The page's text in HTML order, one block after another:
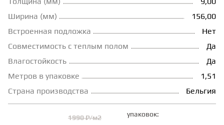
ГРУНТОВКИ
ТЕПЛЫЙ ПОЛ
ЭКОМАССИВ
Ширина (мм)
156,00
Встроенная подложка
Нет
Совместимость с теплым полом
Да
Влагостойкость
Да
Метров в упаковке
1,51
Страна производства
Бельгия
1990 ₽/м2 упаковок: